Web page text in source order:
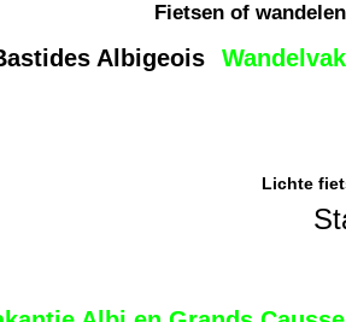
Fietsen of
Albigeois
Lichte